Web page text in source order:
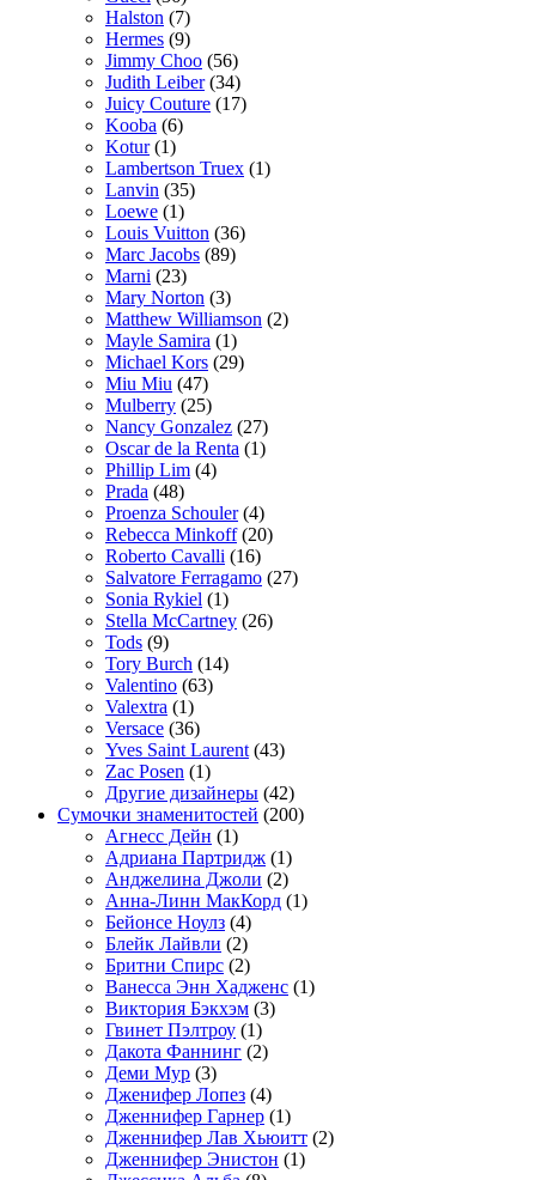
Halston (7)
Hermes (9)
Jimmy Choo (56)
Judith Leiber(34)
Juicy Couture (17)
Kooba (6)
Kotur(1)
Lambertson Truex (1)
Lanvin (35)
Loewe (1)
Louis Vuitton (36)
Marc Jacobs (89)
Marni (23)
Mary Norton (3)
Matthew Williamson (2)
Mayle Samira (1)
Michael Kors (29)
Miu Miu (47)
Mulberry (25)
Nancy Gonzalez (27)
Oscar de la Renta (1)
Phillip Lim (4)
Prada (48)
Proenza Schouler(4)
Rebecca Minkoff(20)
Roberto Cavalli (16)
Salvatore Ferragamo (27)
Sonia Rykiel (1)
Stella McCartney (26)
Tods (9)
Tory Burch (14)
Valentino (63)
Valextra (1)
Versace (36)
Yves Saint Laurent (43)
Zac Posen (1)
Другие дизайнеры (42)
Сумочки знаменитостей (200)
Агнесс Дейн (1)
Адриана Партридж (1)
Анджелина Джоли (2)
Анна-Линн МакКорд (1)
Бейонсе Ноулз (4)
Блейк Лайвли (2)
Бритни Спирс (2)
Ванесса Энн Хадженс (1)
Виктория Бэкхэм (3)
Гвинет Пэлтроу (1)
Дакота Фаннинг (2)
Деми Мур (3)
Дженифер Лопез (4)
Дженнифер Гарнер (1)
Дженнифер Лав Хьюитт (2)
Дженнифер Энистон (1)